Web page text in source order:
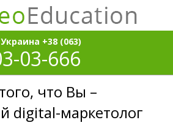
Украина +38 (063)
03-666
что Вы –
digital-маркетолог